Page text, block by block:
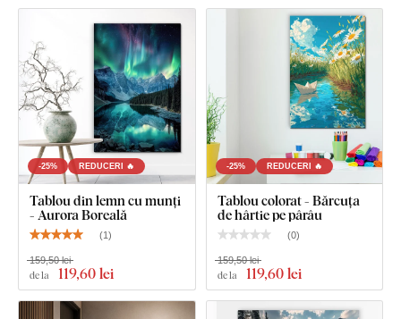
-25% REDUCERI 🔥
Tablou din lemn cu munți
- Aurora Boreală
(1)
de la 119,60 lei
159,50 lei
-25% REDUCERI 🔥
Tablou colorat - Bărcuța
de hârtie pe pârâu
(0)
de la 119,60 lei
159,50 lei